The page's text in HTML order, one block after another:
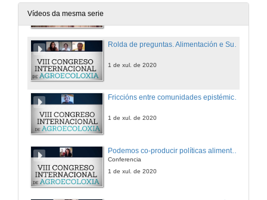
Vídeos da mesma serie
1 de xul. de 2020
Friccións entre comunidades epistémicas como obstáculo ás políticas agroecológicas en Cataluña
1 de xul. de 2020
Conferencia
1 de xul. de 2020